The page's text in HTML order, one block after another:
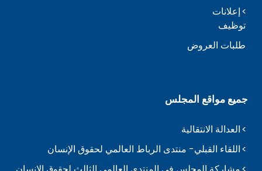
إعلانات
توظيف
طلبات العروض
جميع مواقع المجلس
العدالة الانتقالية
اللقاء القبلي- منتدى الرباط العالمي لحقوق الإنسان